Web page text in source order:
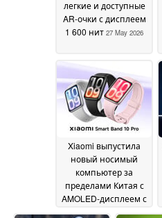
легкие и доступные
AR-очки с дисплеем
1 600 нит 27 May 2026
Xiaomi выпустила
новый носимый
компьютер за
пределами Китая с
AMOLED-дисплеем с